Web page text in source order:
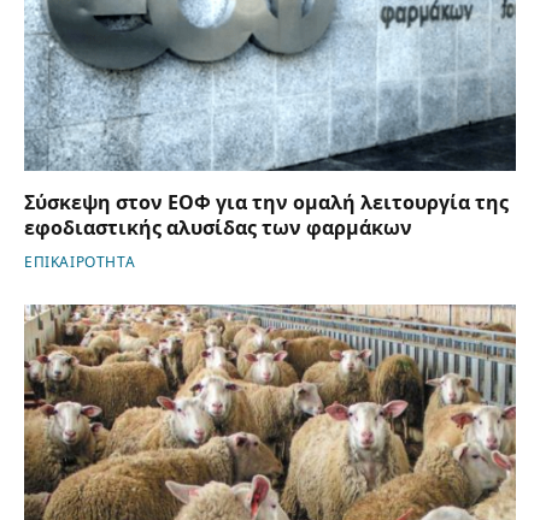
Σύσκεψη στον ΕΟΦ για την ομαλή λειτουργία της
εφοδιαστικής αλυσίδας των φαρμάκων
ΕΠΙΚΑΙΡΟΤΗΤΑ